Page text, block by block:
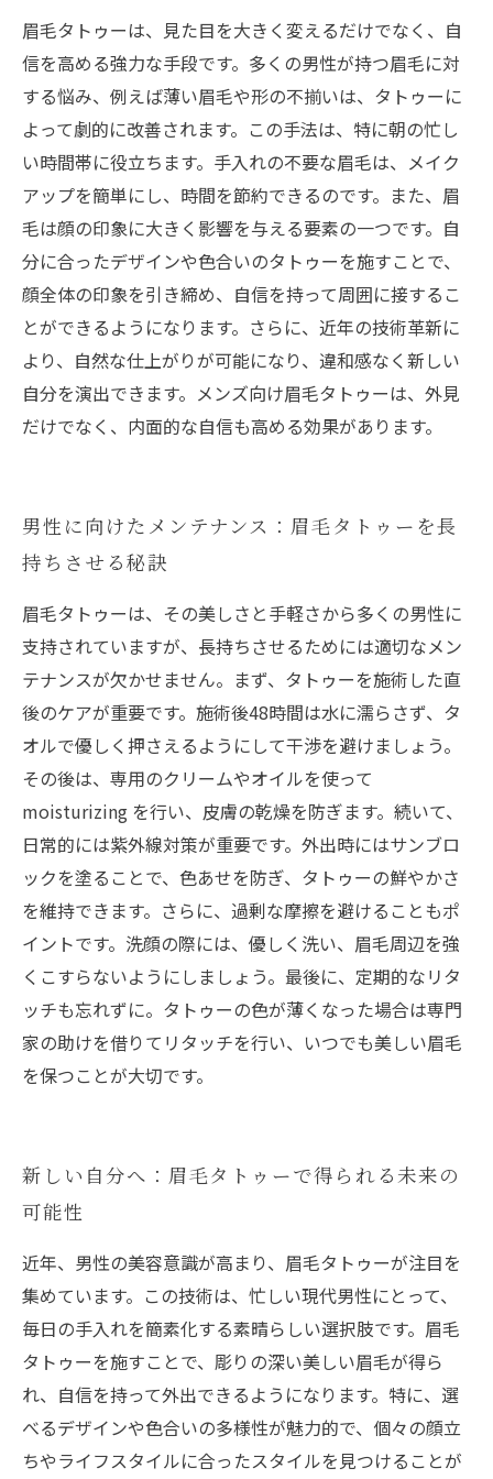
眉毛タトゥーは、見た目を大きく変えるだけでなく、自
信を高める強力な手段です。多くの男性が持つ眉毛に対
する悩み、例えば薄い眉毛や形の不揃いは、タトゥーに
よって劇的に改善されます。この手法は、特に朝の忙し
い時間帯に役立ちます。手入れの不要な眉毛は、メイク
アップを簡単にし、時間を節約できるのです。また、眉
毛は顔の印象に大きく影響を与える要素の一つです。自
分に合ったデザインや色合いのタトゥーを施すことで、
顔全体の印象を引き締め、自信を持って周囲に接するこ
とができるようになります。さらに、近年の技術革新に
より、自然な仕上がりが可能になり、違和感なく新しい
自分を演出できます。メンズ向け眉毛タトゥーは、外見
だけでなく、内面的な自信も高める効果があります。
男性に向けたメンテナンス：眉毛タトゥーを長
持ちさせる秘訣
眉毛タトゥーは、その美しさと手軽さから多くの男性に
支持されていますが、長持ちさせるためには適切なメン
テナンスが欠かせません。まず、タトゥーを施術した直
後のケアが重要です。施術後48時間は水に濡らさず、タ
オルで優しく押さえるようにして干渉を避けましょう。
その後は、専用のクリームやオイルを使って
moisturizing を行い、皮膚の乾燥を防ぎます。続いて、
日常的には紫外線対策が重要です。外出時にはサンブロ
ックを塗ることで、色あせを防ぎ、タトゥーの鮮やかさ
を維持できます。さらに、過剰な摩擦を避けることもポ
イントです。洗顔の際には、優しく洗い、眉毛周辺を強
くこすらないようにしましょう。最後に、定期的なリタ
ッチも忘れずに。タトゥーの色が薄くなった場合は専門
家の助けを借りてリタッチを行い、いつでも美しい眉毛
を保つことが大切です。
新しい自分へ：眉毛タトゥーで得られる未来の
可能性
近年、男性の美容意識が高まり、眉毛タトゥーが注目を
集めています。この技術は、忙しい現代男性にとって、
毎日の手入れを簡素化する素晴らしい選択肢です。眉毛
タトゥーを施すことで、彫りの深い美しい眉毛が得ら
れ、自信を持って外出できるようになります。特に、選
べるデザインや色合いの多様性が魅力的で、個々の顔立
ちやライフスタイルに合ったスタイルを見つけることが